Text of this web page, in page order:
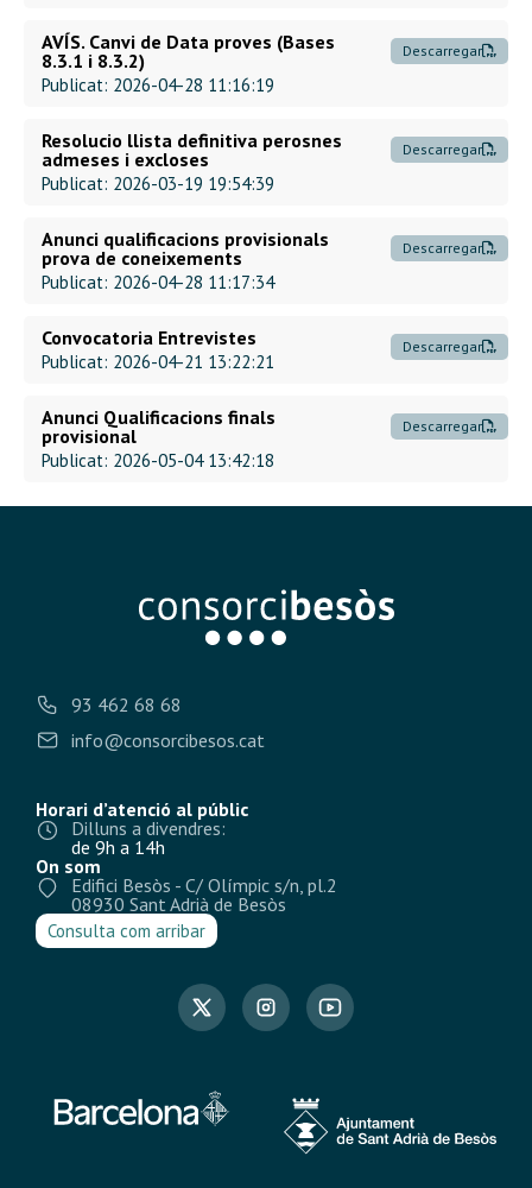
AVÍS. Canvi de Data proves (Bases
8.3.1 i 8.3.2)
Descarregar
Publicat: 2026-04-28 11:16:19
Resolucio llista definitiva perosnes
admeses i excloses
Descarregar
Publicat: 2026-03-19 19:54:39
Anunci qualificacions provisionals
prova de coneixements
Descarregar
Publicat: 2026-04-28 11:17:34
Convocatoria Entrevistes Descarregar
Publicat: 2026-04-21 13:22:21
Anunci Qualificacions finals
provisional
Descarregar
Publicat: 2026-05-04 13:42:18
93 462 68 68
info@consorcibesos.cat
Horari d’atenció al públic
Dilluns a divendres:
de 9h a 14h
On som
Edifici Besòs - C/ Olímpic s/n, pl.2
08930 Sant Adrià de Besòs
Consulta com arribar